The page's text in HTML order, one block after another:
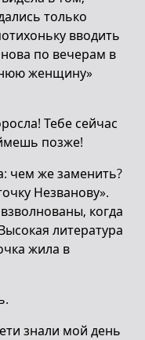
только
вводить
по вечерам в
женщину»
Тебе сейчас
позже!
чем же заменить?
Незванову».
когда
литература
жила в
знали мой день